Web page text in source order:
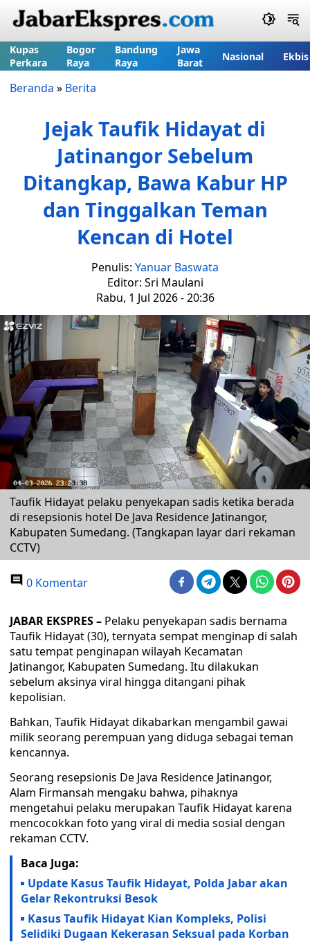
Kupas
Perkara
Bogor
Raya
Bandung
Raya
Jawa
Barat
Nasional Ekbis
Beranda » Berita
Jejak Taufik Hidayat di
Jatinangor Sebelum
Ditangkap, Bawa Kabur HP
dan Tinggalkan Teman
Kencan di Hotel
Penulis: Yanuar Baswata
Editor: Sri Maulani
Rabu, 1 Jul 2026 - 20:36
Taufik Hidayat pelaku penyekapan sadis ketika berada
di resepsionis hotel De Java Residence Jatinangor,
Kabupaten Sumedang. (Tangkapan layar dari rekaman
CCTV)
0 Komentar
JABAR EKSPRES – Pelaku penyekapan sadis bernama
Taufik Hidayat (30), ternyata sempat menginap di salah
satu tempat penginapan wilayah Kecamatan
Jatinangor, Kabupaten Sumedang. Itu dilakukan
sebelum aksinya viral hingga ditangani pihak
kepolisian.
Bahkan, Taufik Hidayat dikabarkan mengambil gawai
milik seorang perempuan yang diduga sebagai teman
kencannya.
Seorang resepsionis De Java Residence Jatinangor,
Alam Firmansah mengaku bahwa, pihaknya
mengetahui pelaku merupakan Taufik Hidayat karena
mencocokkan foto yang viral di media sosial dengan
rekaman CCTV.
Baca Juga:
Update Kasus Taufik Hidayat, Polda Jabar akan
Gelar Rekontruksi Besok
Kasus Taufik Hidayat Kian Kompleks, Polisi
Selidiki Dugaan Kekerasan Seksual pada Korban